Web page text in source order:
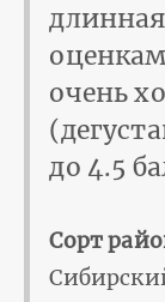
очень
до 4.5
Сорт